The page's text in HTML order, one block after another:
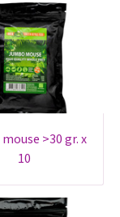
10